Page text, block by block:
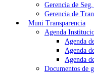
Gerencia de
Gerencia de
Muni Transparencia
Agenda
Agenda
Agenda
Agenda
Documentos de